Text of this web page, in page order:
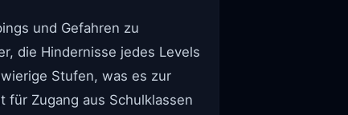
und Gefahren zu
die Hindernisse jedes Levels
Stufen, was es zur
Zugang aus Schulklassen